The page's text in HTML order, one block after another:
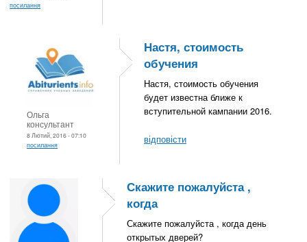
посилання
Ольга
консультант
8 Лютий, 2016 - 07:10
посилання
Настя, стоимость
обучения
Настя, стоимость обучения
будет известна ближе к
вступительной кампании 2016.
відповісти
Скажите пожалуйста ,
когда
Скажите пожалуйста , когда день
открытых дверей?